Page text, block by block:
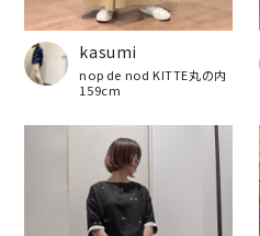
kasumi
nop de nod KITTE丸の内
159cm